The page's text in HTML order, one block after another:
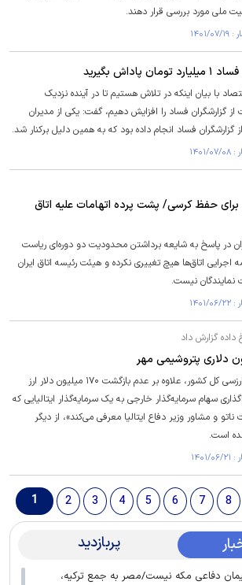
ملی مورد بررسی قرار دهند.
بگیرید
با بیان اینکه در تلاش هستیم تا در آینده نزدیک
گزارشگران فساد را افزایش دهیم، گفت: یکی از مدیران
گزارشگران فساد انجام داده بود که به همین دلیل برکنار شد.
برای حفظ کرسی/ پشت پرده اتهامات علیه اتاق
در پاسخ به شایعه برداشتن محدودیت دو دوره‌ای ریاست
اجرایی اتاق‌ها هیچ تغییری نکرده و هیئت رئیسه اتاق ایران
نمایندگان نیست.
داده گزارش داد
براساس تحقیقات سازمان بارزسی کل کشور، علاوه بر عدم بازگشت ۱۷۰ میلیون دلار ارز
سهام سرمایه‌گذار خارجی به یک سرمایه‌گذار ایتالیایی که
ناتو و مشاور وزیر دفاع ایتالیا معرفی می‌کند»، از دیگر
است.
1 2 3 4 5 6 7 8
پربازدید
دفاعی مکه نیست/مصر به جمع ترکیه،